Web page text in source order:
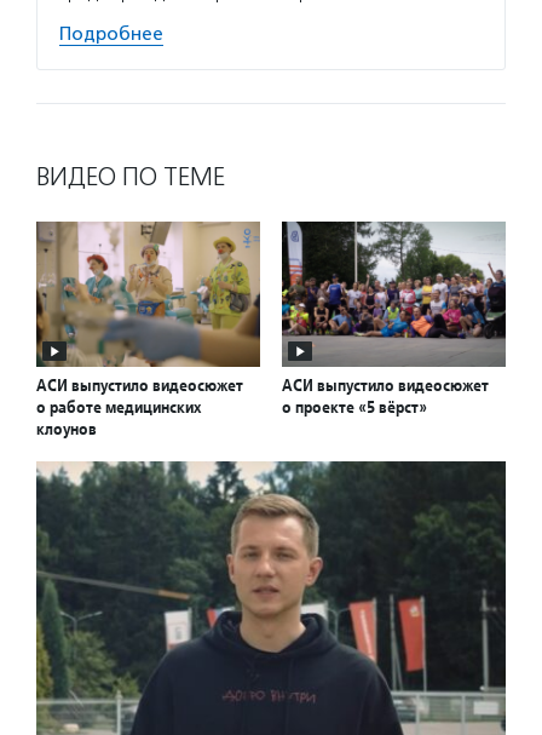
Подробнее
ВИДЕО ПО ТЕМЕ
АСИ выпустило видеосюжет
о работе медицинских
клоунов
АСИ выпустило видеосюжет
о проекте «5 вёрст»